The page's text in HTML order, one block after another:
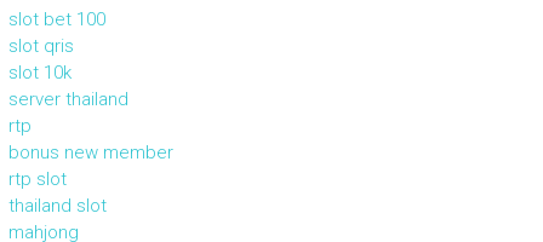
slot bet 100
slot qris
slot 10k
server thailand
rtp
bonus new member
rtp slot
thailand slot
mahjong